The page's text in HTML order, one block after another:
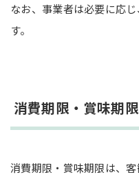
なお、事業者は必要に応
す。
消費期限・賞味期
消費期限・賞味期限は、